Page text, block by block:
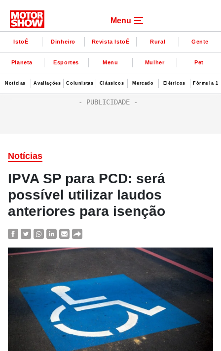
Menu
IstoÉ Dinheiro Revista IstoÉ Rural Gente
Planeta Esportes Menu Mulher Pet
Notícias Avaliações Colunistas Clássicos Mercado Elétricos Fórmula 1
Notícias
IPVA SP para PCD: será
possível utilizar laudos
anteriores para isenção